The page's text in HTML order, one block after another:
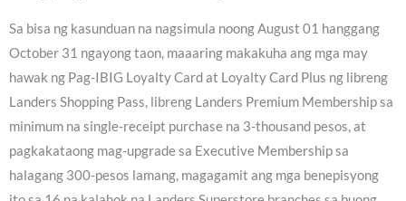
Sa bisa ng kasunduan na nagsimula noong August 01 hanggang
October 31 ngayong taon, maaaring makakuha ang mga may
hawak ng Pag-IBIG Loyalty Card at Loyalty Card Plus ng libreng
Landers Shopping Pass, libreng Landers Premium Membership sa
minimum na single-receipt purchase na 3-thousand pesos, at
pagkakataong mag-upgrade sa Executive Membership sa
halagang 300-pesos lamang, magagamit ang mga benepisyong